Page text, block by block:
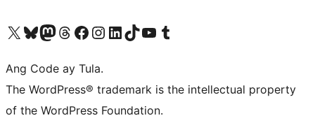
Visit our X (formerly Twitter) account
Bisitahin ang aming Bluesky account
Visit our Mastodon account
Bisitahin ang aming Threads account
Visit our Facebook page
Visit our Instagram account
Visit our LinkedIn account
Bisitahin ang aming TikTok account
Visit our YouTube channel
Bisitahin ang aming Tumblr account
Ang Code ay Tula.
The WordPress® trademark is the intellectual property
of the WordPress Foundation.